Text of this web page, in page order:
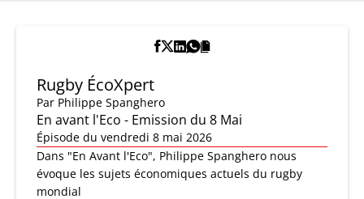
Rugby ÉcoXpert
Par Philippe Spanghero
En avant l'Eco - Emission du 8 Mai
Épisode du vendredi 8 mai 2026
Dans "En Avant l'Eco", Philippe Spanghero nous
évoque les sujets économiques actuels du rugby
mondial